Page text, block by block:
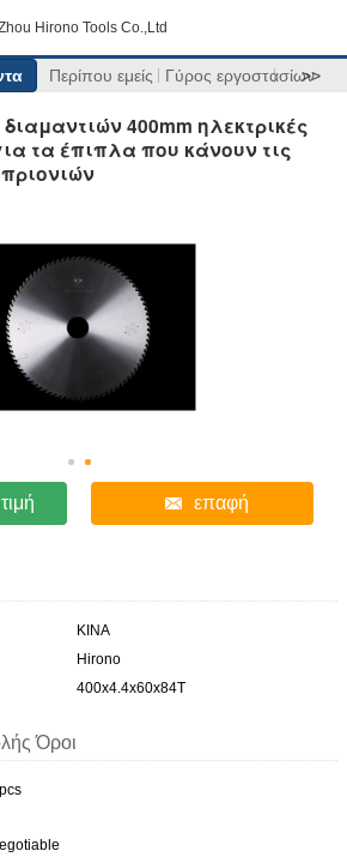
Hirono Tools Co.,Ltd
Περίπου εμείς Γύρος εργοστασίων
>>
400mm ηλεκτρικές
τα έπιπλα που κάνουν τις
επαφή
ΚΙΝΑ
Hirono
400x4.4x60x84T
Όροι